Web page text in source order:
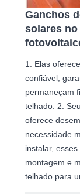
Ganchos
solares
1. Elas
confiável,
permaneçam
telhado. 2.
oferece
necessidade
instalar,
montagem e
telhado para